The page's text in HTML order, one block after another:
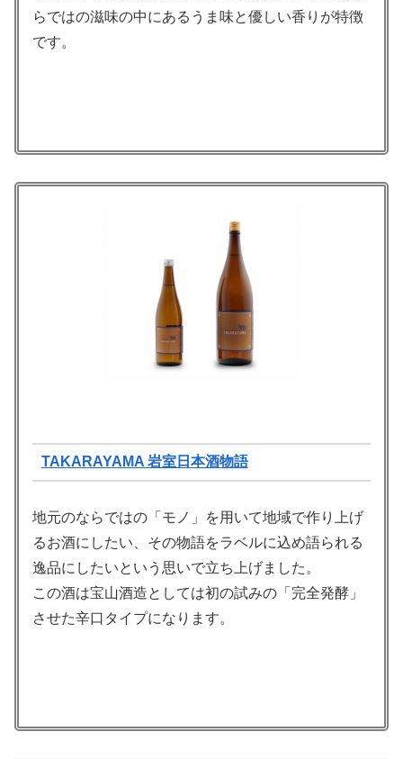
らではの滋味の中にあるうま味と優しい⾹りが特徴
です。
TAKARAYAMA 岩室日本酒物語
地元のならではの「モノ」を用いて地域で作り上げ
るお酒にしたい、その物語をラベルに込め語られる
逸品にしたいという思いで立ち上げました。
この酒は宝山酒造としては初の試みの「完全発酵」
させた辛口タイプになります。